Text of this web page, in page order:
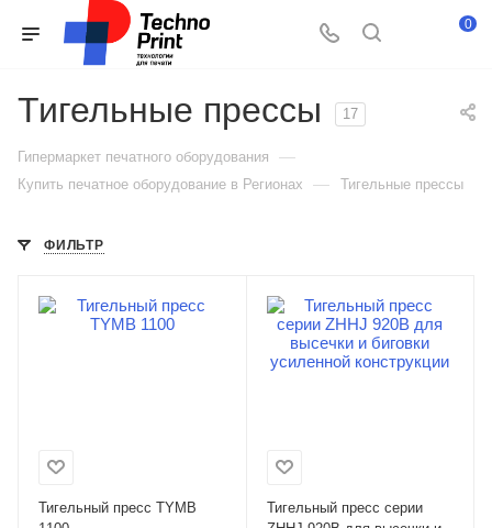
0
Тигельные прессы 17
Гипермаркет печатного оборудования —
Купить печатное оборудование в Регионах — Тигельные прессы
ФИЛЬТР
Тигельный пресс ТYMВ
Тигельный пресс серии